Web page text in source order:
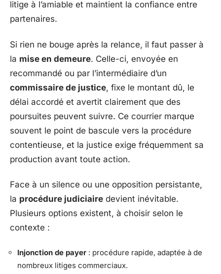
litige à l’amiable et maintient la confiance entre
partenaires.
Si rien ne bouge après la relance, il faut passer à
la mise en demeure. Celle-ci, envoyée en
recommandé ou par l’intermédiaire d’un
commissaire de justice, fixe le montant dû, le
délai accordé et avertit clairement que des
poursuites peuvent suivre. Ce courrier marque
souvent le point de bascule vers la procédure
contentieuse, et la justice exige fréquemment sa
production avant toute action.
Face à un silence ou une opposition persistante,
la procédure judiciaire devient inévitable.
Plusieurs options existent, à choisir selon le
contexte :
Injonction de payer : procédure rapide, adaptée à de
nombreux litiges commerciaux.